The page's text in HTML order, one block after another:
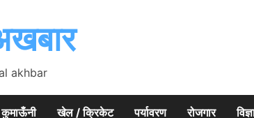
akhbar
कुमाऊँनी खेल / क्रिकेट पर्यावरण रोजगार